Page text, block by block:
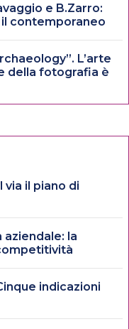
e B.Zarro:
contemporaneo
L’arte
della fotografia è
via il piano di
aziendale: la
indicazioni